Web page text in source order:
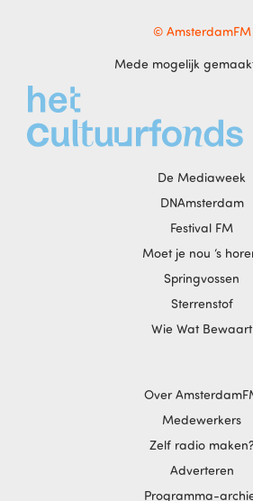
© AmsterdamFM
Mede mogelijk
De Mediaweek
DNAmsterdam
Festival FM
Moet je nou ‘s
Springvossen
Sterrenstof
Wie Wat Bewaart
Over
Medewerkers
Zelf radio maken?
Adverteren
Programma-